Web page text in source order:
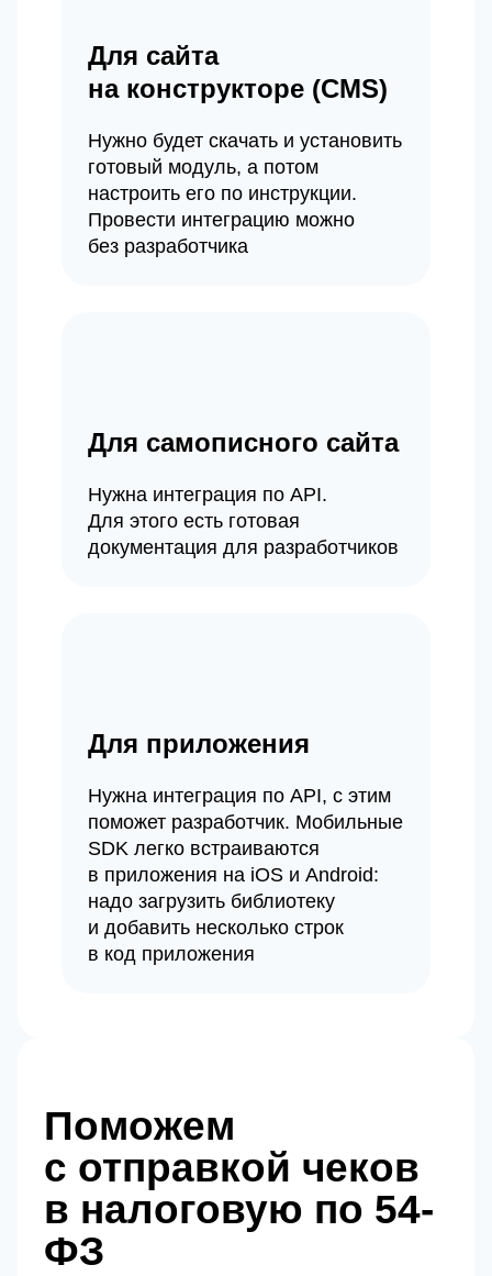
Для сайта
на конструкторе (CMS)
Нужно будет скачать и установить
готовый модуль, а потом
настроить его по инструкции.
Провести интеграцию можно
без разработчика
Для самописного сайта
Нужна интеграция по API.
Для этого есть готовая
документация для разработчиков
Для приложения
Нужна интеграция по API, с этим
поможет разработчик. Мобильные
SDK легко встраиваются
в приложения на iOS и Android:
надо загрузить библиотеку
и добавить несколько строк
в код приложения
Поможем
с отправкой чеков
в налоговую по 54-
ФЗ